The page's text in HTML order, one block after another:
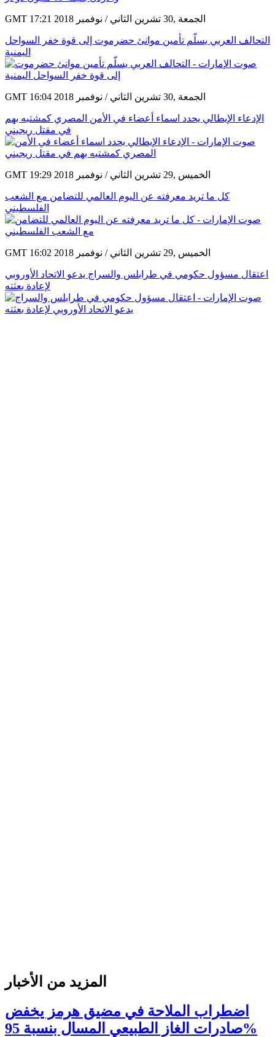
GMT 17:21 2018 الجمعة ,30 تشرين الثاني / نوفمبر
التحالف العربي يسلّم تأمين موانئ حضرموت إلى قوة خفر السواحل
اليمنية
GMT 16:04 2018 الجمعة ,30 تشرين الثاني / نوفمبر
الإدعاء الإيطالي يحدد اسماء أعضاء في الأمن المصري كمشتبه بهم
في مقتل ريجيني
GMT 19:29 2018 الخميس ,29 تشرين الثاني / نوفمبر
كل ما تريد معرفته عن اليوم العالمي للتضامن مع الشعب
الفلسطيني
GMT 16:02 2018 الخميس ,29 تشرين الثاني / نوفمبر
اعتقال مسؤول حكومي في طرابلس والسراج يدعو الاتحاد الأوروبي
لإعادة بعثته
المزيد من الأخبار
اضطراب الملاحة في مضيق هرمز يخفض
صادرات الغاز الطبيعي المسال بنسبة 95%